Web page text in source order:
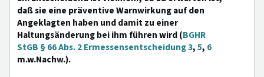
daß sie eine präventive Warnwirkung auf den
Angeklagten haben und damit zu einer
Haltungsänderung bei ihm führen wird (BGHR
StGB § 66 Abs. 2 Ermessensentscheidung 3,5, 6
m.w.Nachw.).